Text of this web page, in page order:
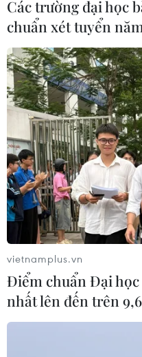
đồng hành cùng
Diễn đàn Tổng biên
chủ công nghệ
Lời cảm ơn của
dịp 100 năm Ngày
Dùng công nghệ
chúng
TIN LIÊN QUAN
Các trường đại học
chuẩn xét tuyển
vietnamplus.vn
Điểm chuẩn Đại học
nhất lên đến trên